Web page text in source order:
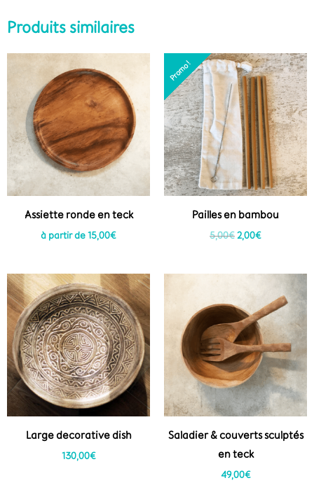
Produits similaires
Assiette ronde en teck
à partir de15,00€
Promo !
Trop tard
Promo !
Pailles en bambou
5,00€
Le
prix
initial
était :
5,00€.
2,00€
Le
prix
actuel
est :
2,00€.
Large decorative dish
130,00€
Saladier & couverts sculptés
en teck
49,00€